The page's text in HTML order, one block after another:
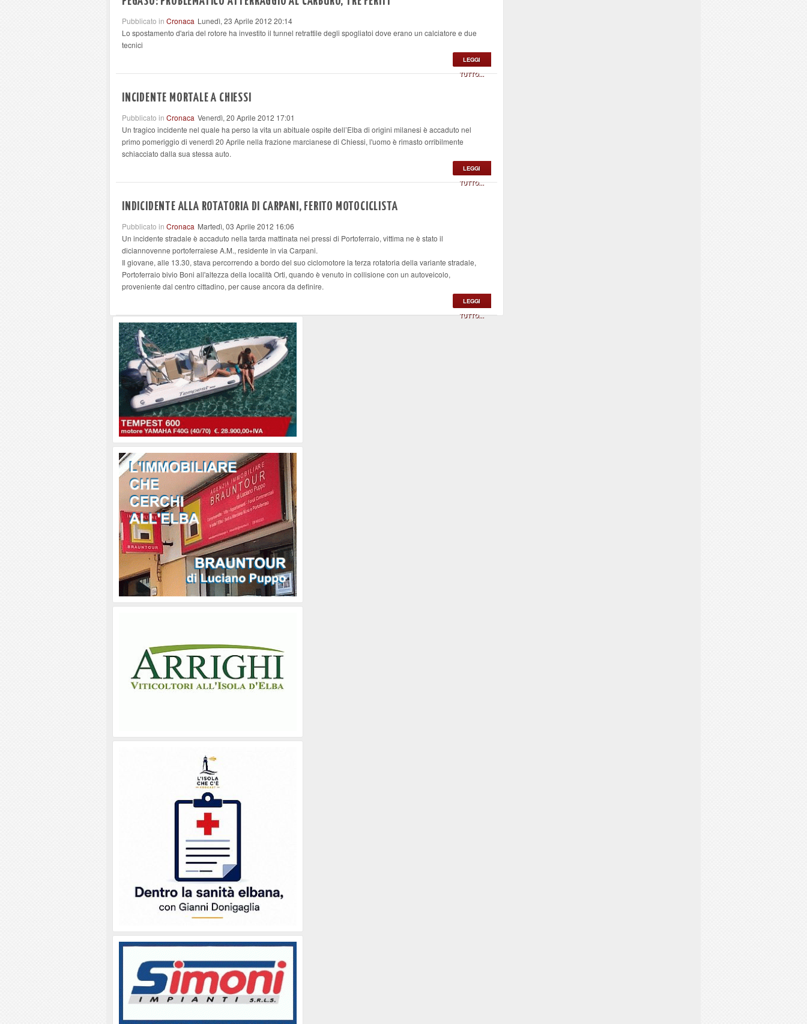
Pubblicato in Cronaca Lunedì, 23 Aprile 2012 20:14
Lo spostamento d'aria del rotore ha investito il tunnel retrattile degli spogliatoi dove erano un calciatore e due
tecnici
LEGGI
TUTTO...
INCIDENTE MORTALE A CHIESSI
Pubblicato in Cronaca Venerdì, 20 Aprile 2012 17:01
Un tragico incidente nel quale ha perso la vita un abituale ospite dell’Elba di origini milanesi è accaduto nel
primo pomeriggio di venerdì 20 Aprile nella frazione marcianese di Chiessi, l'uomo è rimasto orribilmente
schiacciato dalla sua stessa auto.
LEGGI
TUTTO...
INDICIDENTE ALLA ROTATORIA DI CARPANI, FERITO MOTOCICLISTA
Pubblicato in Cronaca Martedì, 03 Aprile 2012 16:06
Un incidente stradale è accaduto nella tarda mattinata nei pressi di Portoferraio, vittima ne è stato il
diciannovenne portoferraiese A.M., residente in via Carpani.
Il giovane, alle 13.30, stava percorrendo a bordo del suo ciclomotore la terza rotatoria della variante stradale,
Portoferraio bivio Boni all'altezza della località Orti, quando è venuto in collisione con un autoveicolo,
proveniente dal centro cittadino, per cause ancora da definire.
LEGGI
TUTTO...